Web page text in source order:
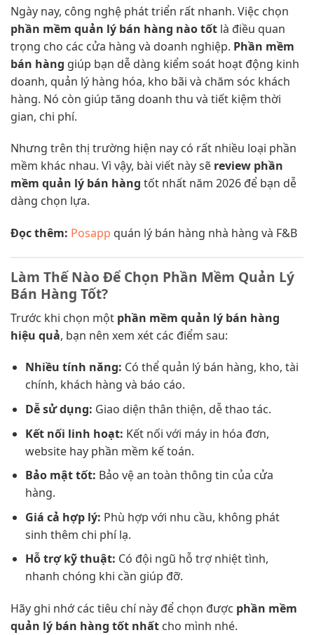
Ngày nay, công nghệ phát triển rất nhanh. Việc chọn
phần mềm quản lý bán hàng nào tốt là điều quan
trọng cho các cửa hàng và doanh nghiệp. Phần mềm
bán hàng giúp bạn dễ dàng kiểm soát hoạt động kinh
doanh, quản lý hàng hóa, kho bãi và chăm sóc khách
hàng. Nó còn giúp tăng doanh thu và tiết kiệm thời
gian, chi phí.
Nhưng trên thị trường hiện nay có rất nhiều loại phần
mềm khác nhau. Vì vậy, bài viết này sẽ review phần
mềm quản lý bán hàng tốt nhất năm 2026 để bạn dễ
dàng chọn lựa.
Đọc thêm: Posapp quán lý bán hàng nhà hàng và F&B
Làm Thế Nào Để Chọn Phần Mềm Quản Lý
Bán Hàng Tốt?
Trước khi chọn một phần mềm quản lý bán hàng
hiệu quả, bạn nên xem xét các điểm sau:
Nhiều tính năng: Có thể quản lý bán hàng, kho, tài
chính, khách hàng và báo cáo.
Dễ sử dụng: Giao diện thân thiện, dễ thao tác.
Kết nối linh hoạt: Kết nối với máy in hóa đơn,
website hay phần mềm kế toán.
Bảo mật tốt: Bảo vệ an toàn thông tin của cửa
hàng.
Giá cả hợp lý: Phù hợp với nhu cầu, không phát
sinh thêm chi phí lạ.
Hỗ trợ kỹ thuật: Có đội ngũ hỗ trợ nhiệt tình,
nhanh chóng khi cần giúp đỡ.
Hãy ghi nhớ các tiêu chí này để chọn được phần mềm
quản lý bán hàng tốt nhất cho mình nhé.